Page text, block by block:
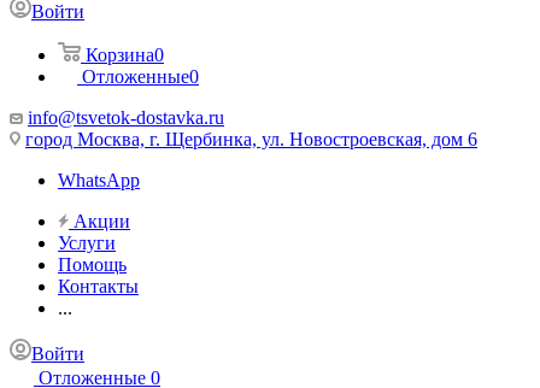
Войти
Корзина0
Отложенные0
info@tsvetok-dostavka.ru
город Москва, г. Щербинка, ул. Новостроевская, дом 6
WhatsApp
Акции
Услуги
Помощь
Контакты
...
Войти
Отложенные 0